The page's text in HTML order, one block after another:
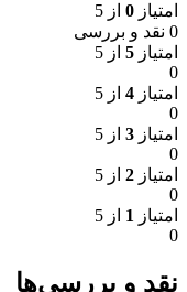
امتیاز 0 از 5
0 نقد و بررسی
امتیاز 5 از 5
0
امتیاز 4 از 5
0
امتیاز 3 از 5
0
امتیاز 2 از 5
0
امتیاز 1 از 5
0
نقد و بررسی‌ها